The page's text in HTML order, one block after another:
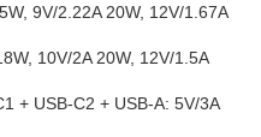
9V/2.22A 20W, 12V/1.67A
10V/2A 20W, 12V/1.5A
+ USB-C2 + USB-A: 5V/3A